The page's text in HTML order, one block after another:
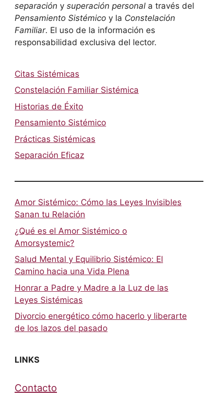
separación y superación personal a través del
Pensamiento Sistémico y la Constelación
Familiar. El uso de la información es
responsabilidad exclusiva del lector.
Citas Sistémicas
Constelación Familiar Sistémica
Historias de Éxito
Pensamiento Sistémico
Prácticas Sistémicas
Separación Eficaz
Amor Sistémico: Cómo las Leyes Invisibles
Sanan tu Relación
¿Qué es el Amor Sistémico o
Amorsystemic?
Salud Mental y Equilibrio Sistémico: El
Camino hacia una Vida Plena
Honrar a Padre y Madre a la Luz de las
Leyes Sistémicas
Divorcio energético cómo hacerlo y liberarte
de los lazos del pasado
LINKS
Contacto